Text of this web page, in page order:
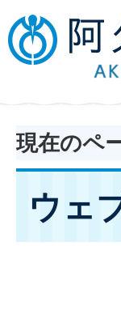
現在のペ
ウェ